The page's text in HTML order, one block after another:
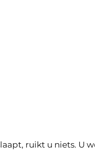
ruikt u niets. U